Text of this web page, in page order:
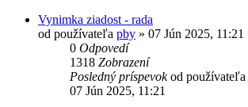
Vynimka ziadost - rada
od používateľa pby » 07 Jún 2025, 11:21
0 Odpovedí
1318 Zobrazení
Posledný príspevokod používateľa
07 Jún 2025, 11:21